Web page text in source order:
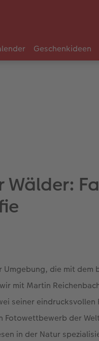
Geschenkideen
Wälder:
die mit dem
mit Martin
seiner eindrucksvollen
Fotowettbewerb der
in der Natur